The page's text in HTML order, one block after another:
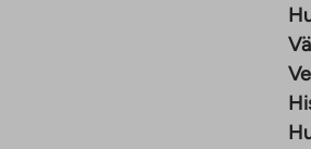
Det är också lätt
i
färdigställs och